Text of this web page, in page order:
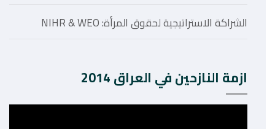
الشراكة الاستراتيجية لحقوق المرأة: NIHR & WEO
ازمة النازحين في العراق 2014